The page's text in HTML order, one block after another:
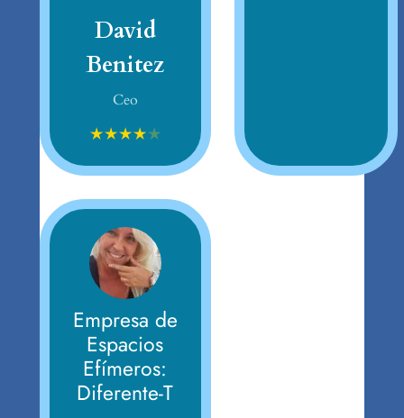
David
Benitez
Ceo
★★★★★
Empresa de
Espacios
Efímeros:
Diferente-T